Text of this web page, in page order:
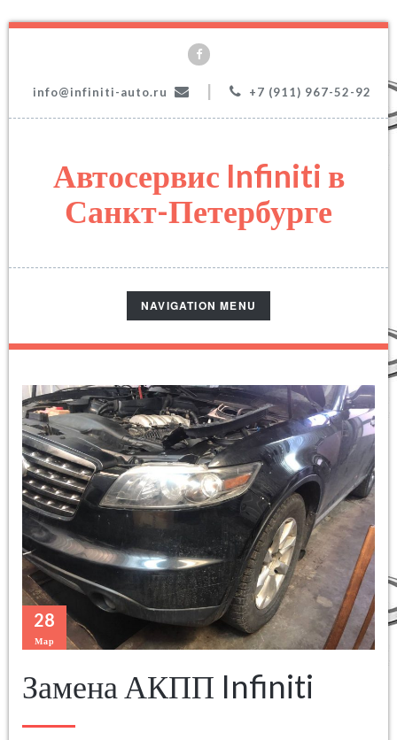
info@infiniti-auto.ru +7 (911) 967-52-92
Автосервис Infiniti в
Санкт-Петербурге
TOGGLE
NAVIGATION
NAVIGATION MENU
28
Мар
Замена АКПП Infiniti